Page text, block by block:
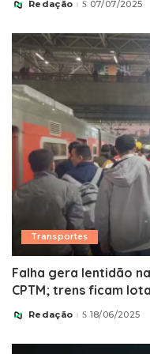
Posted
Redação 07/07/2025
Transportes
Falha gera lentidão
CPTM; trens ficam
Posted
Redação 18/06/2025